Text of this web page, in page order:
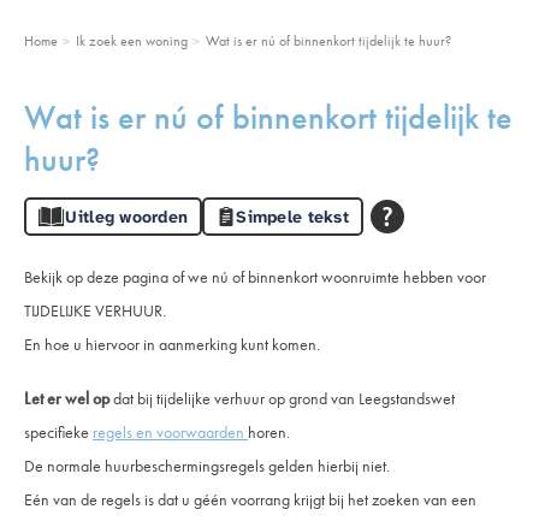
Home Ik zoek een woning Wat is er nú of binnenkort tijdelijk te huur?
Wat is er nú of binnenkort tijdelijk te
huur?
Uitleg woorden Simpele tekst
Bekijk op deze pagina of we nú of binnenkort woonruimte hebben voor
TIJDELIJKE VERHUUR.
En hoe u hiervoor in aanmerking kunt komen.
Let er wel opdat bij tijdelijke verhuur op grond van Leegstandswet
specifieke regels en voorwaarden horen.
De normale huurbeschermingsregels gelden hierbij niet.
Eén van de regels is dat u géén voorrang krijgt bij het zoeken van een